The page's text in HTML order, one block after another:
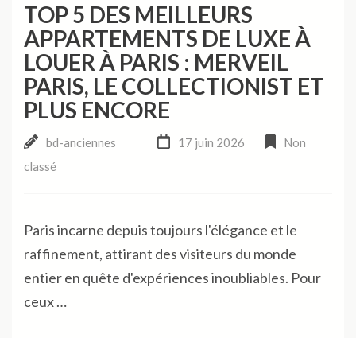
TOP 5 DES MEILLEURS
APPARTEMENTS DE LUXE À
LOUER À PARIS : MERVEIL
PARIS, LE COLLECTIONIST ET
PLUS ENCORE
bd-anciennes 17 juin 2026
Non
classé
Paris incarne depuis toujours l'élégance et le
raffinement, attirant des visiteurs du monde
entier en quête d'expériences inoubliables. Pour
ceux …